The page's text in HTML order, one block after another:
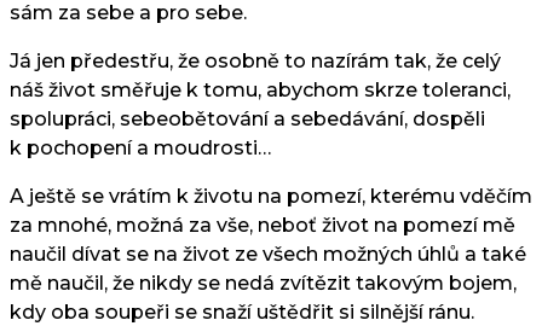
sám za sebe a pro sebe.
Já jen předestřu, že osobně to nazírám tak, že celý
náš život směřuje k tomu, abychom skrze toleranci,
spolupráci, sebeobětování a sebedávání, dospěli
k pochopení a moudrosti…
A ještě se vrátím k životu na pomezí, kterému vděčím
za mnohé, možná za vše, neboť život na pomezí mě
naučil dívat se na život ze všech možných úhlů a také
mě naučil, že nikdy se nedá zvítězit takovým bojem,
kdy oba soupeři se snaží uštědřit si silnější ránu.